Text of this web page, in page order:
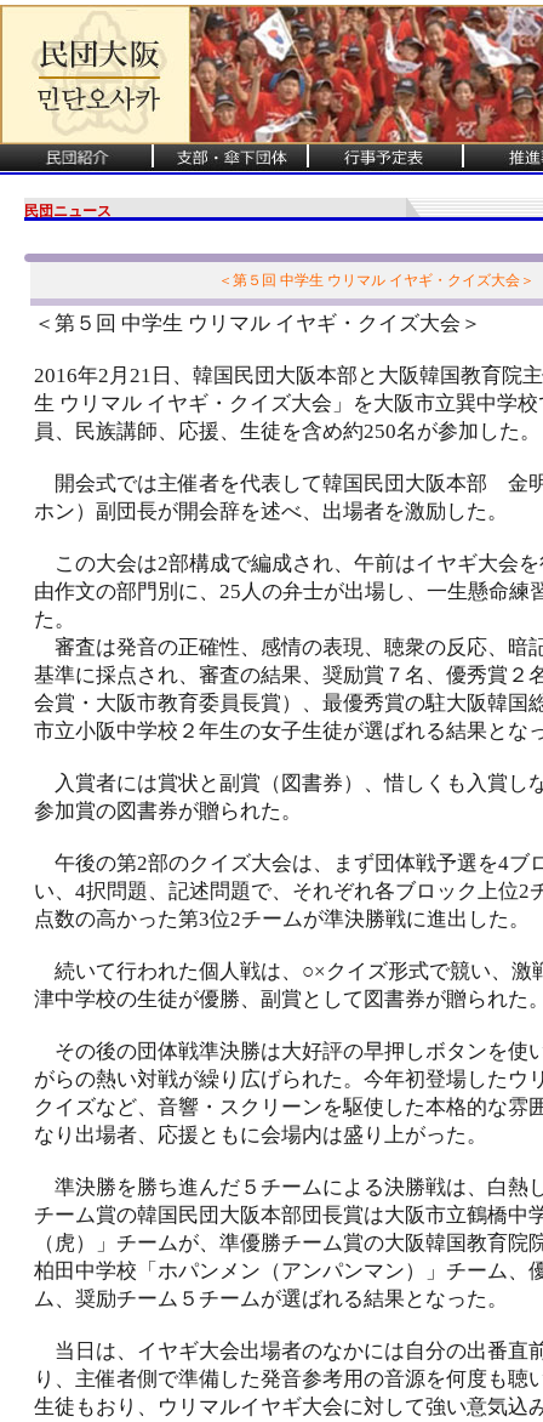
民団ニュース
＜第５回 中学生 ウリマル イヤギ・クイズ大会＞
＜第５回 中学生 ウリマル イヤギ・クイズ大会＞
2016年2月21日、韓国民団大阪本部と大阪韓国教育院
生 ウリマル イヤギ・クイズ大会」を大阪市立巽中学
員、民族講師、応援、生徒を含め約250名が参加した。
開会式では主催者を代表して韓国民団大阪本部 金
ホン）副団長が開会辞を述べ、出場者を激励した。
この大会は2部構成で編成され、午前はイヤギ大会
由作文の部門別に、25人の弁士が出場し、一生懸命練
た。
審査は発音の正確性、感情の表現、聴衆の反応、暗
基準に採点され、審査の結果、奨励賞７名、優秀賞２
会賞・大阪市教育委員長賞）、最優秀賞の駐大阪韓国
市立小阪中学校２年生の女子生徒が選ばれる結果とな
入賞者には賞状と副賞（図書券）、惜しくも入賞し
参加賞の図書券が贈られた。
午後の第2部のクイズ大会は、まず団体戦予選を4ブ
い、4択問題、記述問題で、それぞれ各ブロック上位2
点数の高かった第3位2チームが準決勝戦に進出した。
続いて行われた個人戦は、○×クイズ形式で競い、激
津中学校の生徒が優勝、副賞として図書券が贈られた
その後の団体戦準決勝は大好評の早押しボタンを使
がらの熱い対戦が繰り広げられた。今年初登場したウ
クイズなど、音響・スクリーンを駆使した本格的な雰
なり出場者、応援ともに会場内は盛り上がった。
準決勝を勝ち進んだ５チームによる決勝戦は、白熱
チーム賞の韓国民団大阪本部団長賞は大阪市立鶴橋中
（虎）」チームが、準優勝チーム賞の大阪韓国教育院
柏田中学校「ホパンメン（アンパンマン）」チーム、
ム、奨励チーム５チームが選ばれる結果となった。
当日は、イヤギ大会出場者のなかには自分の出番直
り、主催者側で準備した発音参考用の音源を何度も聴
生徒もおり、ウリマルイヤギ大会に対して強い意気込